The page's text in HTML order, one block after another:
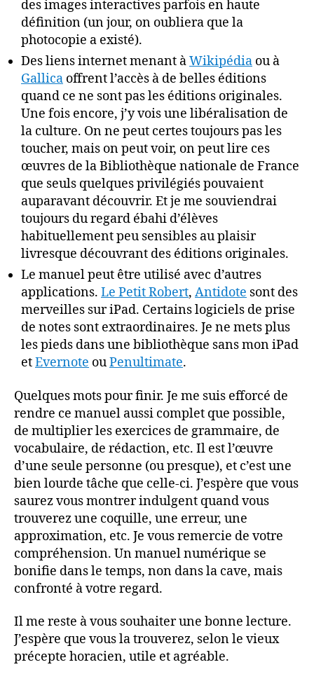
des images interactives parfois en haute
définition (un jour, on oubliera que la
photocopie a existé).
Des liens internet menant àWikipédia ou à
Gallica offrent l’accès à de belles éditions
quand ce ne sont pas les éditions originales.
Une fois encore, j’y vois une libéralisation de
la culture. On ne peut certes toujours pas les
toucher, mais on peut voir, on peut lire ces
œuvres de la Bibliothèque nationale de France
que seuls quelques privilégiés pouvaient
auparavant découvrir. Et je me souviendrai
toujours du regard ébahi d’élèves
habituellement peu sensibles au plaisir
livresque découvrant des éditions originales.
Le manuel peut être utilisé avec d’autres
applications. Le Petit Robert, Antidote sont des
merveilles sur iPad. Certains logiciels de prise
de notes sont extraordinaires. Je ne mets plus
les pieds dans une bibliothèque sans mon iPad
etEvernote ouPenultimate.
Quelques mots pour finir. Je me suis efforcé de
rendre ce manuel aussi complet que possible,
de multiplier les exercices de grammaire, de
vocabulaire, de rédaction, etc. Il est l’œuvre
d’une seule personne (ou presque), et c’est une
bien lourde tâche que celle-ci. J’espère que vous
saurez vous montrer indulgent quand vous
trouverez une coquille, une erreur, une
approximation, etc. Je vous remercie de votre
compréhension. Un manuel numérique se
bonifie dans le temps, non dans la cave, mais
confronté à votre regard.
Il me reste à vous souhaiter une bonne lecture.
J’espère que vous la trouverez, selon le vieux
précepte horacien, utile et agréable.